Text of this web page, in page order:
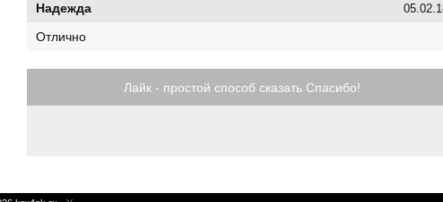
Надежда
Отлично
Лайк - простой способ сказать Спасибо!